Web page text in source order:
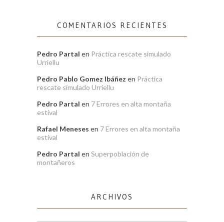
COMENTARIOS RECIENTES
Pedro Partal en Práctica rescate simulado
Urriellu
Pedro Pablo Gomez Ibáñez en Práctica
rescate simulado Urriellu
Pedro Partal en 7 Errores en alta montaña
estival
Rafael Meneses en 7 Errores en alta montaña
estival
Pedro Partal en Superpoblación de
montañeros
ARCHIVOS